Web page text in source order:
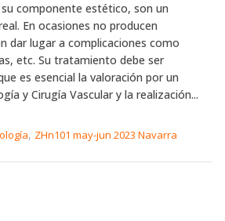
componente estético, son un
En ocasiones no producen
dar lugar a complicaciones como
etc. Su tratamiento debe ser
es esencial la valoración por un
y Cirugía Vascular y la realización...
, ZHn101 may-jun 2023 Navarra